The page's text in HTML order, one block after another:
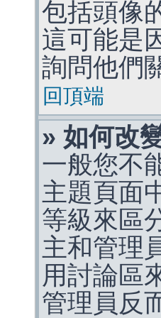
包括頭像
這可能是
詢問他們
回頂端
» 如何改
一般您不
主題頁面
等級來區
主和管理
用討論區
管理員反